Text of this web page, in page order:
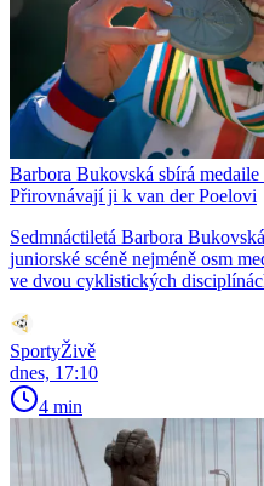
Barbora Bukovská sbírá
Přirovnávají ji k van der Poelovi
Sedmnáctiletá Barbora
juniorské scéně nejméně osm
ve dvou cyklistických
SportyŽivě
dnes, 17:10
4 min